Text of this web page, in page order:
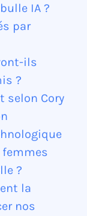
IA ?
par
ils
?
selon Cory
femmes
?
la
nos